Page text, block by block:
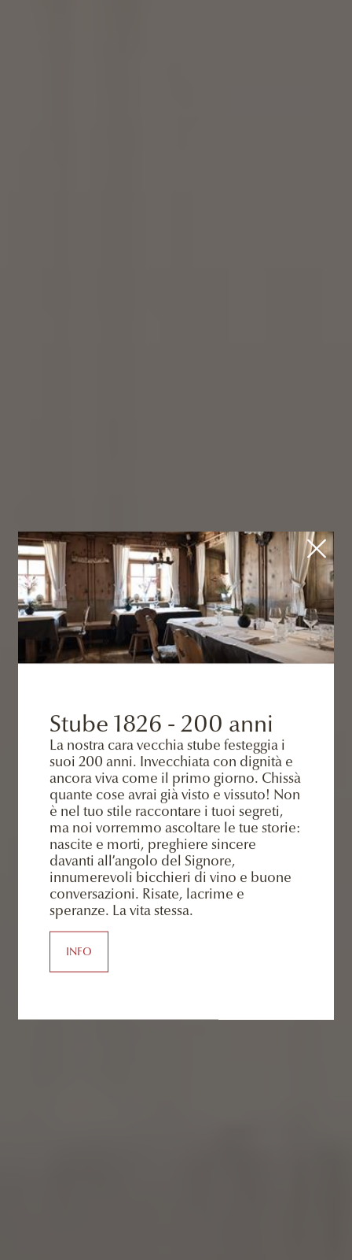
Stube 1826 - 200 anni
La nostra cara vecchia stube festeggia i
suoi 200 anni. Invecchiata con dignità e
ancora viva come il primo giorno. Chissà
quante cose avrai già visto e vissuto! Non
è nel tuo stile raccontare i tuoi segreti,
ma noi vorremmo ascoltare le tue storie:
nascite e morti, preghiere sincere
davanti all’angolo del Signore,
innumerevoli bicchieri di vino e buone
conversazioni. Risate, lacrime e
speranze. La vita stessa.
INFO